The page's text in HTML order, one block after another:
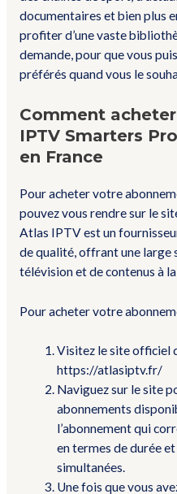
documentaires et bien plus
profiter d’une vaste
demande, pour que vous
préférés quand vous le
Comment
IPTV Smarters
en France
Pour acheter votre
pouvez vous rendre sur le
Atlas IPTV est un
de qualité, offrant une large
télévision et de contenus à
Pour acheter votre
Visitez le site officiel
https://atlasiptv.fr/
Naviguez sur le site
abonnements
l’abonnement qui
en termes de durée
simultanées.
Une fois que vous